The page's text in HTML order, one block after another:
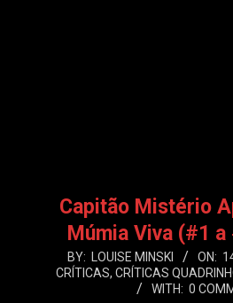
Capitão Mistério
Múmia Viva (#1
2026-
04-
BY: LOUISE MINSKI ON:
CRÍTICAS, CRÍTICAS
WITH: 0